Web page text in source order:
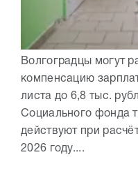
Волгоградцы могут
компенсацию
листа до 6,8 тыс.
Социального фонда
действуют при
2026 году....